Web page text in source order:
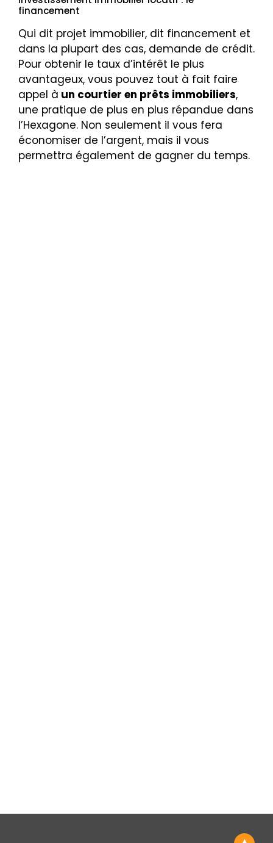
financement
Qui dit projet immobilier, dit financement et
dans la plupart des cas, demande de crédit.
Pour obtenir le taux d’intérêt le plus
avantageux, vous pouvez tout à fait faire
appel à un courtier en prêts immobiliers,
une pratique de plus en plus répandue dans
l’Hexagone. Non seulement il vous fera
économiser de l’argent, mais il vous
permettra également de gagner du temps.